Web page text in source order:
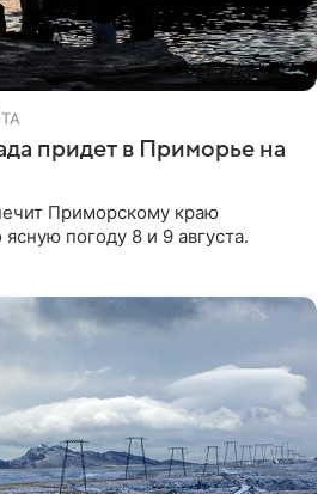
придет в Приморье на
Приморскому краю
погоду 8 и 9 августа.